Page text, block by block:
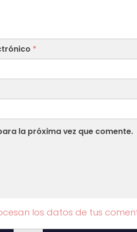
*
la próxima vez que comente.
los datos de tus